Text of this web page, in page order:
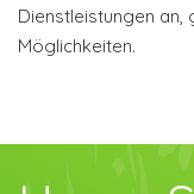
Dienstleistungen an,
Möglichkeiten.